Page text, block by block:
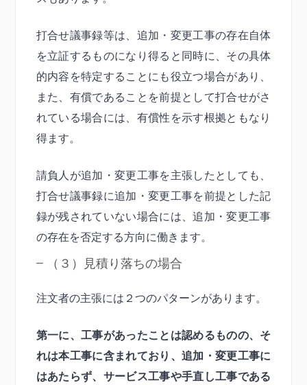
打合せ議事録等は、追加・変更工事の存在自体
を立証するものになり得ると同時に、その具体
的内容を特定することにも役立つ場合があり、
また、有償であることを前提として打合せがさ
れている場合には、有償性を示す根拠ともなり
得ます。
請負人が追加・変更工事を主張したとしても、
打合せ議事録に追加・変更工事を前提とした記
録が残されていない場合には、追加・変更工事
の存在を否定する方向に働きます。
（３）見積り落ちの場合
注文者の主張には２つのパターンがあります。
第一に、工事があったことは認めるものの、そ
れは本工事に含まれており、追加・変更工事に
はあたらず、サービス工事や手直し工事である